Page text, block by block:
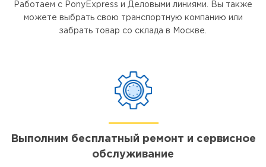
Работаем с PonyExpress и Деловыми линиями. Вы также
можете выбрать свою транспортную компанию или
забрать товар со склада в Москве.
Выполним бесплатный ремонт и сервисное
обслуживание